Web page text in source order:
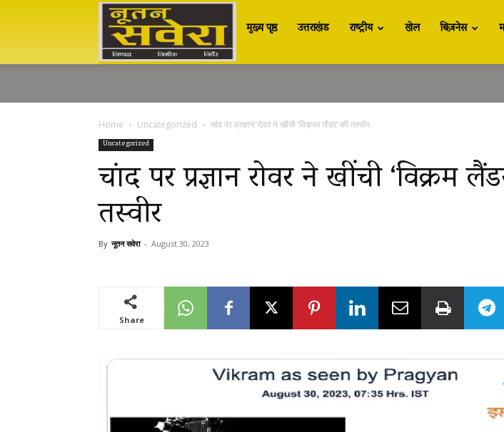
Nutan
Breaking
News
मुख्य पृष्ठ उत्तराखंड राष्ट्रीय खेल बिज़नेस
Home Uncategorized चांद पर प्रज्ञान रोवर ने खींची ‘विक्रम लैंडर’ की तस्वीर
Uncategorized
चांद पर प्रज्ञान रोवर ने खींची ‘विक्रम
तस्वीर
By नूतन सवेरा - August 30, 2023
Share